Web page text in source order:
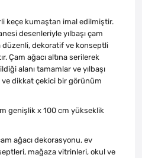
keçe kumaştan imal edilmiştir.
desenleriyle yılbaşı çam
düzenli, dekoratif ve konseptli
Çam ağacı altına serilerek
alanı tamamlar ve yılbaşı
ve dikkat çekici bir görünüm
genişlik x 100 cm yükseklik
ağacı dekorasyonu, ev
mağaza vitrinleri, okul ve